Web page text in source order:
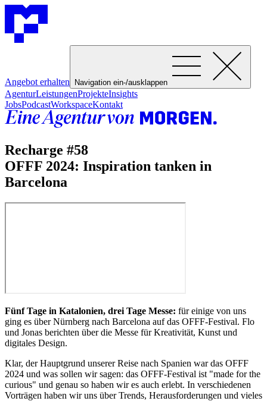
Angebot erhalten Navigation ein-/ausklappen
AgenturLeistungenProjekteInsights
JobsPodcastWorkspaceKontakt
Recharge #58
OFFF 2024: Inspiration tanken in
Barcelona
Fünf Tage in Katalonien, drei Tage Messe: für einige von uns
ging es über Nürnberg nach Barcelona auf das OFFF-Festival. Flo
und Jonas berichten über die Messe für Kreativität, Kunst und
digitales Design.
Klar, der Hauptgrund unserer Reise nach Spanien war das OFFF
2024 und was sollen wir sagen: das OFFF-Festival ist "made for the
curious" und genau so haben wir es auch erlebt. In verschiedenen
Vorträgen haben wir uns über Trends, Herausforderungen und vieles